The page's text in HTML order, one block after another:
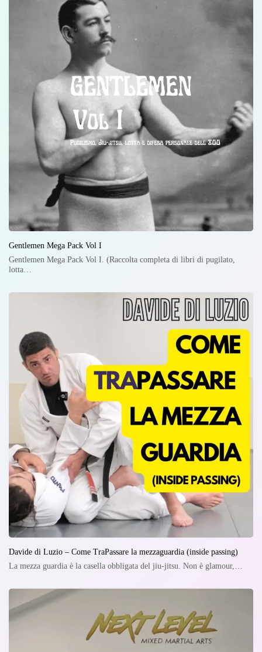
Gentlemen Mega Pack Vol I
Gentlemen Mega Pack Vol I. (Raccolta completa di libri di pugilato,
lotta…
Davide di Luzio – Come TraPassare la mezzaguardia (inside passing)
La mezza guardia è la casella obbligata del jiu-jitsu. Non è glamour,…